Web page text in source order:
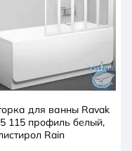
для ванны Ravak
115 профиль белый,
Rain